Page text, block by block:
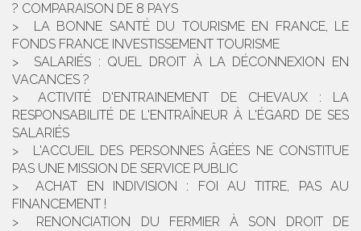
? COMPARAISON DE 8 PAYS
LA BONNE SANTÉ DU TOURISME EN FRANCE, LE
FONDS FRANCE INVESTISSEMENT TOURISME
SALARIÉS : QUEL DROIT À LA DÉCONNEXION EN
VACANCES ?
ACTIVITÉ D'ENTRAINEMENT DE CHEVAUX : LA
RESPONSABILITÉ DE L'ENTRAÎNEUR À L'ÉGARD DE SES
SALARIÉS
L'ACCUEIL DES PERSONNES ÂGÉES NE CONSTITUE
PAS UNE MISSION DE SERVICE PUBLIC
ACHAT EN INDIVISION : FOI AU TITRE, PAS AU
FINANCEMENT !
RENONCIATION DU FERMIER À SON DROIT DE